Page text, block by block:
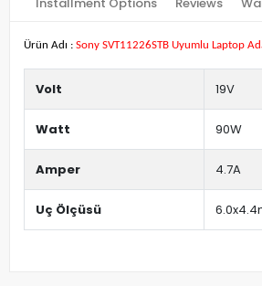
Ürün Adı : Sony SVT11226STB Uyumlu Laptop
Volt 19V
Watt 90W
Amper 4.7A
Uç Ölçüsü